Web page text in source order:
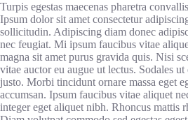
Turpis egestas maecenas pharetra
Ipsum dolor sit amet consectetur
sollicitudin. Adipiscing diam donec
nec feugiat. Mi ipsum faucibus vitae
magna sit amet purus gravida quis. Nisi
vitae auctor eu augue ut lectus. Sodales
justo. Morbi tincidunt ornare massa eget
accumsan. Ipsum faucibus vitae aliquet
integer eget aliquet nibh. Rhoncus mattis